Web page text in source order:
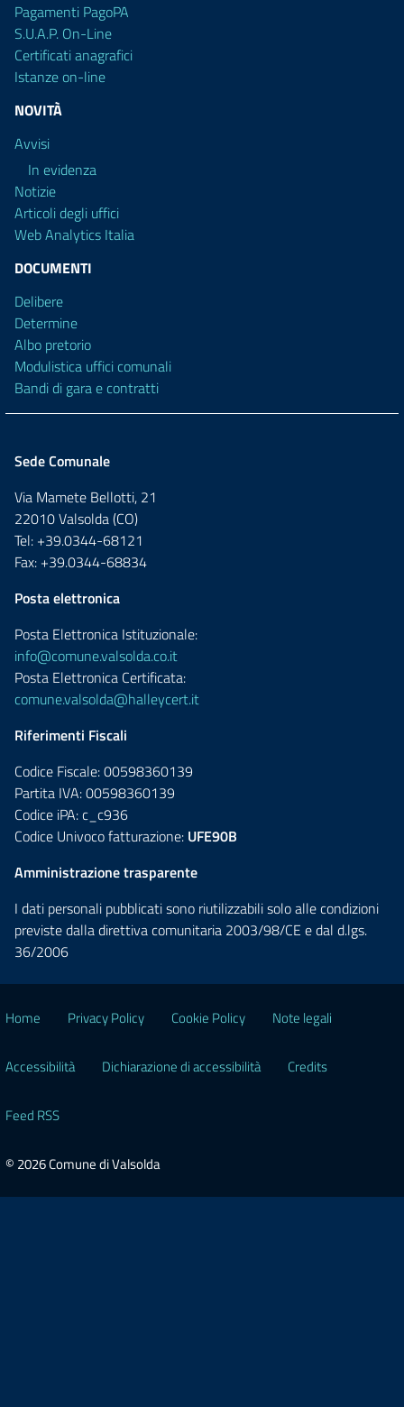
Pagamenti PagoPA
S.U.A.P. On-Line
Certificati anagrafici
Istanze on-line
NOVITÀ
Avvisi
In evidenza
Notizie
Articoli degli uffici
Web Analytics Italia
DOCUMENTI
Delibere
Determine
Albo pretorio
Modulistica uffici comunali
Bandi di gara e contratti
Sede Comunale
Via Mamete Bellotti, 21
22010 Valsolda (CO)
Tel: +39.0344-68121
Fax: +39.0344-68834
Posta elettronica
Posta Elettronica Istituzionale:
info@comune.valsolda.co.it
Posta Elettronica Certificata:
comune.valsolda@halleycert.it
Riferimenti Fiscali
Codice Fiscale: 00598360139
Partita IVA: 00598360139
Codice iPA: c_c936
Codice Univoco fatturazione: UFE90B
Amministrazione trasparente
I dati personali pubblicati sono riutilizzabili solo alle condizioni
previste dalla direttiva comunitaria 2003/98/CE e dal d.lgs.
36/2006
Home Privacy Policy Cookie Policy Note legali
Accessibilità Dichiarazione di accessibilità Credits
Feed RSS
© 2026 Comune di Valsolda